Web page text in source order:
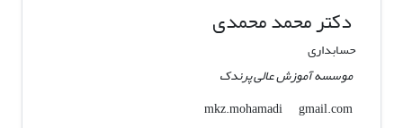
دکتر محمد محمدی
حسابداری
موسسه آموزش عالی پرندک
mkz.mohamadi
gmail.com